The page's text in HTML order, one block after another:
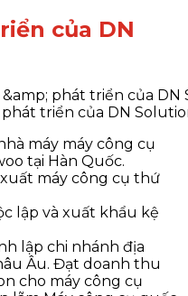
của DN
triển của DN
máy máy công cụ
tại Hàn Quốc.
xuất máy công cụ thứ
lập và xuất khẩu kệ
lập chi nhánh địa
Âu. Đạt doanh thu
cho máy công cụ